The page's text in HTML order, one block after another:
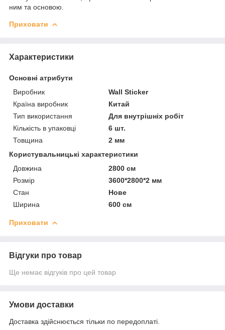
ним та основою.
Приховати
Характеристики
Основні атрибути
Виробник
Wall Sticker
Країна виробник
Китай
Тип використання
Для внутрішніх робіт
Кількість в упаковці
6 шт.
Товщина
2 мм
Користувальницькі характеристики
Довжина
2800 см
Розмір
3600*2800*2 мм
Стан
Нове
Ширина
600 см
Приховати
Відгуки про товар
Ще немає відгуків про цей товар
Умови доставки
Доставка здійснюється тільки по передоплаті.